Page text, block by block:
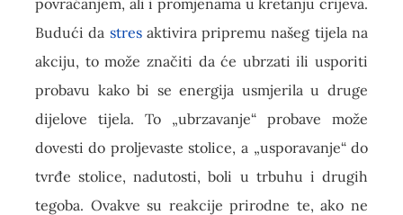
Budući da stresaktivira pripremu našeg tijela na
akciju, to može značiti da će ubrzati ili usporiti
probavu kako bi se energija usmjerila u druge
dijelove tijela. To „ubrzavanje“ probave može
dovesti do proljevaste stolice, a „usporavanje“ do
tvrđe stolice, nadutosti, boli u trbuhu i drugih
tegoba. Ovakve su reakcije prirodne te, ako ne